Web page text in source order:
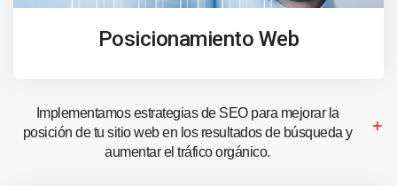
Posicionamiento Web
Implementamos estrategias de SEO para mejorar la
posición de tu sitio web en los resultados de búsqueda y
aumentar el tráfico orgánico.